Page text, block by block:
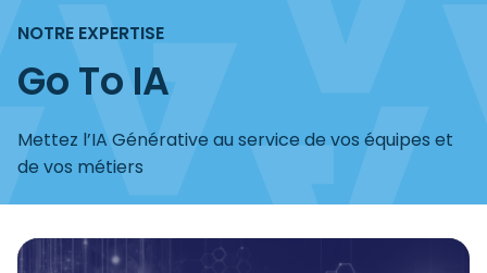
Rejoignez-nous
EN
NOTRE EXPERTISE
Go To IA
Mettez l’IA Générative au service de vos équipes et
de vos métiers